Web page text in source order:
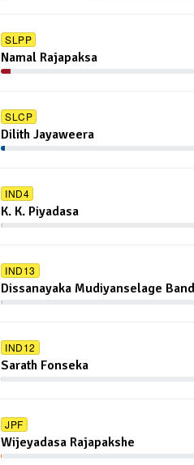
SLPP
Namal Rajapaksa
SLCP
Dilith Jayaweera
IND4
K. K. Piyadasa
IND13
Dissanayaka Mudiyanselage
IND12
Sarath Fonseka
JPF
Wijeyadasa Rajapakshe